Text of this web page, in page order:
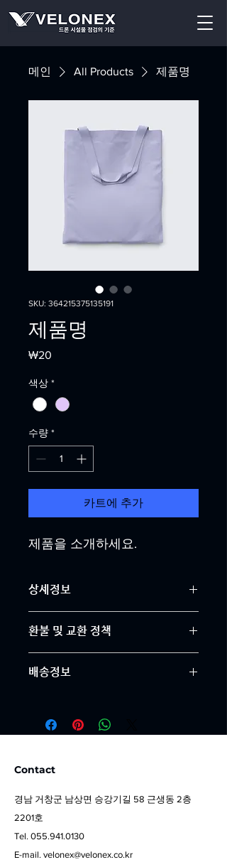
메인 All Products 제품명
SKU: 364215375135191
제품명
₩20
색상 *
수량 *
카트에 추가
제품을 소개하세요.
상세정보
품의 크기, 재질, 관리방법 등 친절하고
들에게 어필할 것인지 우선순위를 잘
환불 및 교환 정책
게 유용한 추가 제품 정보를 제공하세
배송정보
들에게 내 제품 구매에 대한 확신을 심
Contact
​경남 거창군 남상면 승강기길 58 근생동 2층
2201호
Tel. 055.941.0130
E-mail. velonex@velonex.co.kr